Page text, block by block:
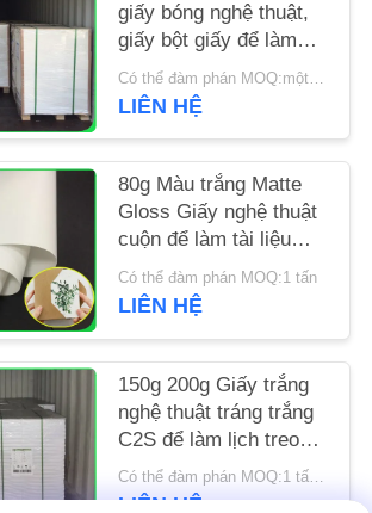
giấy bóng nghệ thuật,
giấy bột giấy để làm
thẻ
Có thể đàm phán MOQ:một tấn
LIÊN HỆ
80g Màu trắng Matte
Gloss Giấy nghệ thuật
cuộn để làm tài liệu
quảng cáo công ty
Có thể đàm phán MOQ:1 tấn
LIÊN HỆ
150g 200g Giấy trắng
nghệ thuật tráng trắng
C2S để làm lịch treo
tường
Có thể đàm phán MOQ:1 tấn cho kích thước tiêu chuẩn & 5 tấn cho kích thước đặc biệt
LIÊN HỆ